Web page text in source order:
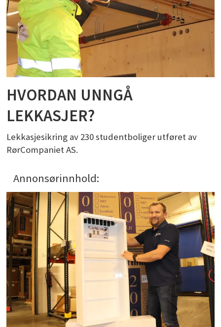
HVORDAN UNNGÅ
LEKKASJER?
Lekkasjesikring av 230 studentboliger utføret av
RørCompaniet AS.
Annonsørinnhold: